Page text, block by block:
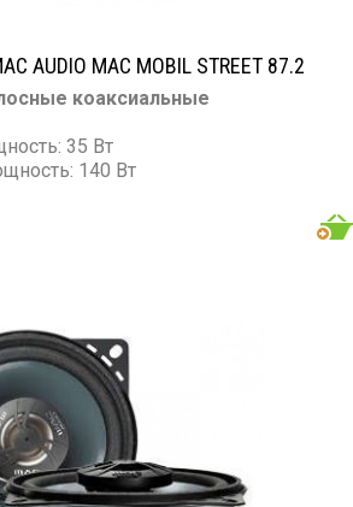
AUDIO MAC MOBIL STREET 87.2
коаксиальные
35 Вт
140 Вт
- 21 000 Гц
88 дБ